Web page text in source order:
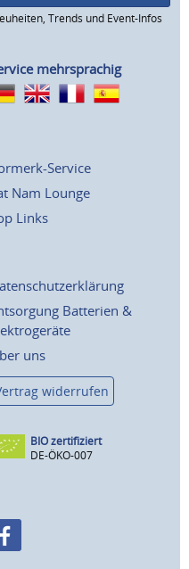
Trends und Event-Infos
mehrsprachig
Service
Nam Lounge
Links
Batterien &
uns
widerrufen
BIO zertifiziert
DE-ÖKO-007